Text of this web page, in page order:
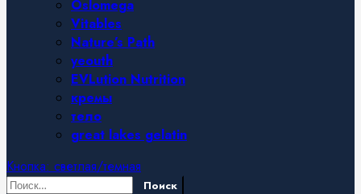
Oslomega
Vitables
Nature’s Path
yeouth
EVLution Nutrition
кремы
тело
great lakes gelatin
Кнопка: светлая/темная
Найти: